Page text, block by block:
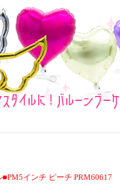
インチ ピーチ PRM60617